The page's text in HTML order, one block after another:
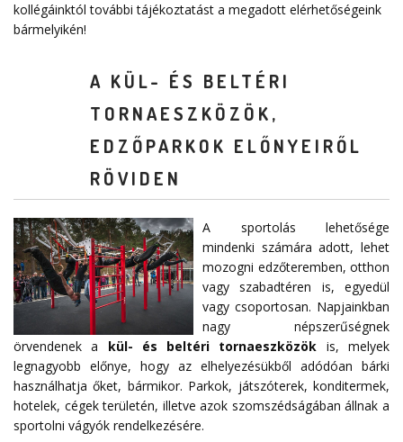
kollégáinktól további tájékoztatást a megadott elérhetőségeink
bármelyikén!
A KÜL- ÉS BELTÉRI
TORNAESZKÖZÖK,
EDZŐPARKOK ELŐNYEIRŐL
RÖVIDEN
A sportolás lehetősége
mindenki számára adott, lehet
mozogni edzőteremben, otthon
vagy szabadtéren is, egyedül
vagy csoportosan. Napjainkban
nagy népszerűségnek
örvendenek a kül- és beltéri tornaeszközök is, melyek
legnagyobb előnye, hogy az elhelyezésükből adódóan bárki
használhatja őket, bármikor. Parkok, játszóterek, konditermek,
hotelek, cégek területén, illetve azok szomszédságában állnak a
sportolni vágyók rendelkezésére.